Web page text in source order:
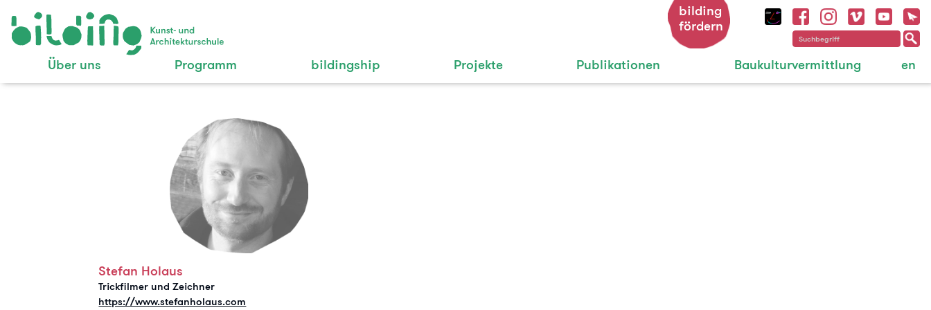
Über uns Programm bildingship Projekte Publikationen Baukulturvermittlung en
bilding
fördern
Stefan Holaus
Trickfilmer und Zeichner
https://www.stefanholaus.com